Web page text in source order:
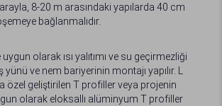
8-20 m arasındaki yapılarda 40 cm
bağlanmalıdır.
olarak ısı yalıtımı ve su geçirmezliği
ve nem bariyerinin montajı yapılır. L
özel geliştirilen T profiller veya projenin
olarak eloksallı alüminyum T profiller